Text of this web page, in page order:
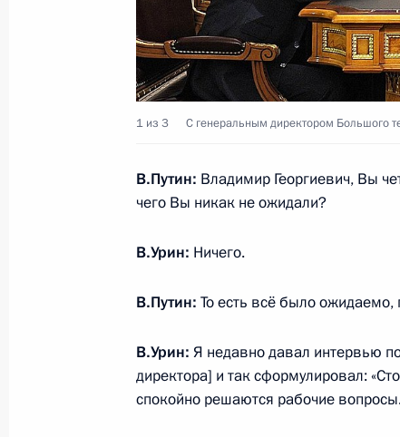
Встреча с генеральным
Владимиром Уриным
5 ноября 2013 года, 18:30
антреприза» Рудольфу Фурманову
22 октября 2013 года, 09:15
Поздравление Валентину
1 из 3 С генеральным директором Большого
В.Путин: Владимир Георгиевич, Вы
чего Вы никак не ожидали?
В.Урин: Ничего.
В.Путин: То есть всё было ожидаемо,
В.Урин: Я недавно давал интервью
директора] и так сформулировал:
спокойно решаются рабочие